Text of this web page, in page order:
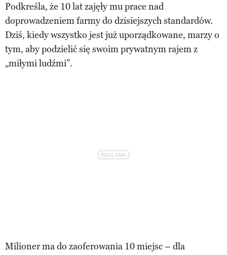
Podkreśla, że 10 lat zajęły mu prace nad
doprowadzeniem farmy do dzisiejszych standardów.
Dziś, kiedy wszystko jest już uporządkowane, marzy o
tym, aby podzielić się swoim prywatnym rajem z
„miłymi ludźmi”.
Milioner ma do zaoferowania 10 miejsc – dla